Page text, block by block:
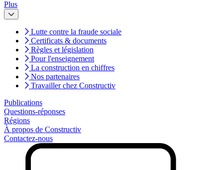
Plus
Lutte contre la fraude sociale
Certificats & documents
Règles et législation
Pour l'enseignement
La construction en chiffres
Nos partenaires
Travailler chez Constructiv
Publications
Questions-réponses
Régions
À propos de Constructiv
Contactez-nous